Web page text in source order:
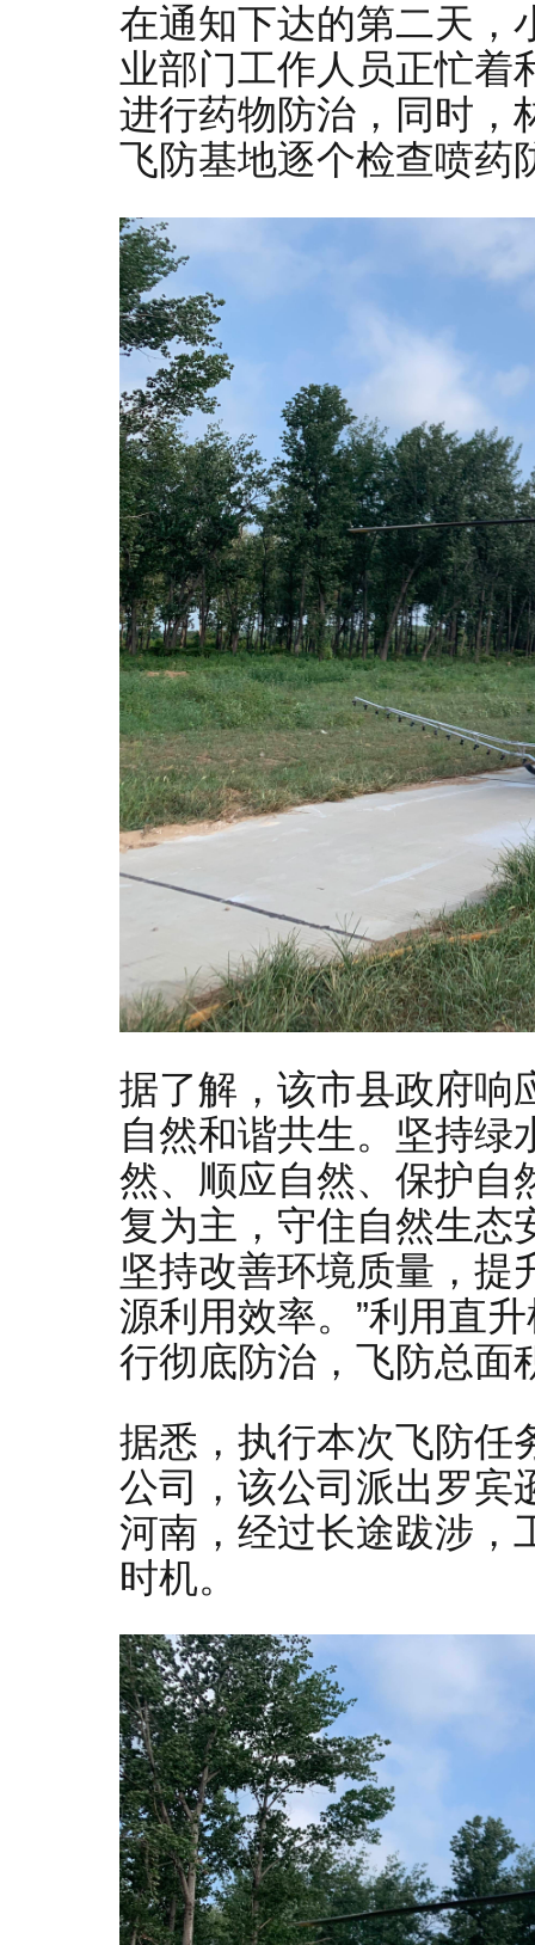
在通知下达的第二天，
业部门工作人员正忙着
进行药物防治，同时，
飞防基地逐个检查喷药
据了解，该市县政府响
自然和谐共生。坚持绿
然、顺应自然、保护自
复为主，守住自然生态
坚持改善环境质量，提
源利用效率。”利用直
行彻底防治，飞防总面
据悉，执行本次飞防任
公司，该公司派出罗宾
河南，经过长途跋涉，
时机。